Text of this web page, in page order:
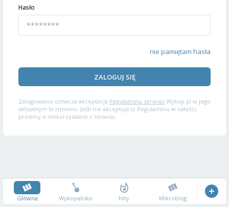
Hasło
nie pamiętam hasła
ZALOGUJ SIĘ
Zalogowanie oznacza akceptację Regulaminu serwisu Wykop.pl w jego
aktualnym brzmieniu. Jeśli nie akceptujesz Regulaminu w całości,
prosimy o niekorzystanie z serwisu.
Główna Wykopalisko Hity Mikroblog